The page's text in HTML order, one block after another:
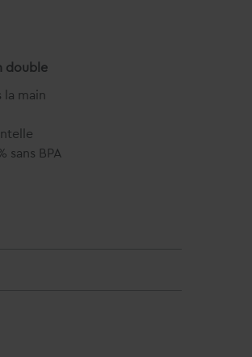
double
main
sans BPA